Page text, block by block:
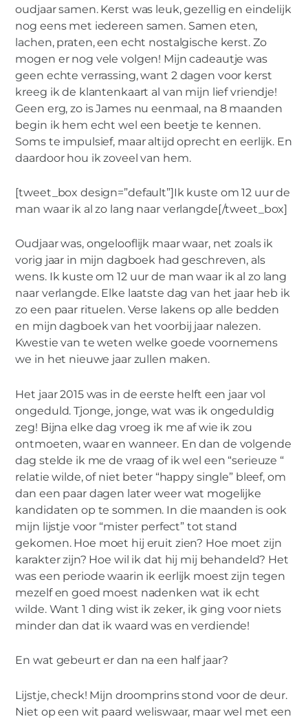
VROUW
Een nieuw jaar.
oudjaar samen. Kerst was leuk, gezellig en eindelijk
nog eens met iedereen samen. Samen eten,
lachen, praten, een echt nostalgische kerst. Zo
mogen er nog vele volgen! Mijn cadeautje was
geen echte verrassing, want 2 dagen voor kerst
kreeg ik de klantenkaart al van mijn lief vriendje!
Geen erg, zo is James nu eenmaal, na 8 maanden
begin ik hem echt wel een beetje te kennen.
Soms te impulsief, maar altijd oprecht en eerlijk. En
daardoor hou ik zoveel van hem.
[tweet_box design=”default”]Ik kuste om 12 uur de
man waar ik al zo lang naar verlangde[/tweet_box]
Oudjaar was, ongelooflijk maar waar, net zoals ik
vorig jaar in mijn dagboek had geschreven, als
wens. Ik kuste om 12 uur de man waar ik al zo lang
naar verlangde. Elke laatste dag van het jaar heb ik
zo een paar rituelen. Verse lakens op alle bedden
en mijn dagboek van het voorbij jaar nalezen.
Kwestie van te weten welke goede voornemens
we in het nieuwe jaar zullen maken.
Het jaar 2015 was in de eerste helft een jaar vol
ongeduld. Tjonge, jonge, wat was ik ongeduldig
zeg! Bijna elke dag vroeg ik me af wie ik zou
ontmoeten, waar en wanneer. En dan de volgende
dag stelde ik me de vraag of ik wel een “serieuze “
relatie wilde, of niet beter “happy single” bleef, om
dan een paar dagen later weer wat mogelijke
kandidaten op te sommen. In die maanden is ook
mijn lijstje voor “mister perfect” tot stand
gekomen. Hoe moet hij eruit zien? Hoe moet zijn
karakter zijn? Hoe wil ik dat hij mij behandeld? Het
was een periode waarin ik eerlijk moest zijn tegen
mezelf en goed moest nadenken wat ik echt
wilde. Want 1 ding wist ik zeker, ik ging voor niets
minder dan dat ik waard was en verdiende!
En wat gebeurt er dan na een half jaar?
Lijstje, check! Mijn droomprins stond voor de deur.
Niet op een wit paard weliswaar, maar wel met een